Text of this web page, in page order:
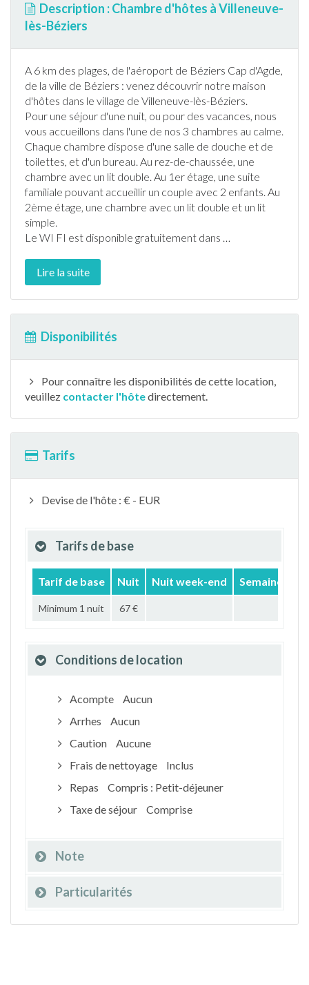
Description : Chambre d'hôtes à Villeneuve-
lès-Béziers
A 6 km des plages, de l'aéroport de Béziers Cap d'Agde,
de la ville de Béziers : venez découvrir notre maison
d'hôtes dans le village de Villeneuve-lès-Béziers.
Pour une séjour d'une nuit, ou pour des vacances, nous
vous accueillons dans l'une de nos 3 chambres au calme.
Chaque chambre dispose d'une salle de douche et de
toilettes, et d'un bureau. Au rez-de-chaussée, une
chambre avec un lit double. Au 1er étage, une suite
familiale pouvant accueillir un couple avec 2 enfants. Au
2ème étage, une chambre avec un lit double et un lit
simple.
Le WI FI est disponible gratuitement dans …
Lire la suite
Disponibilités
Pour connaître les disponibilités de cette location,
veuillez contacter l'hôtedirectement.
Tarifs
Devise de l'hôte : € - EUR
Tarifs de base
Tarif de base Nuit Nuit week-end Semaine
Minimum 1 nuit 67 €
Conditions de location
Acompte
Aucun
Arrhes
Aucun
Caution
Aucune
Frais de nettoyage
Inclus
Repas
Compris : Petit-déjeuner
Taxe de séjour
Comprise
Note
Particularités